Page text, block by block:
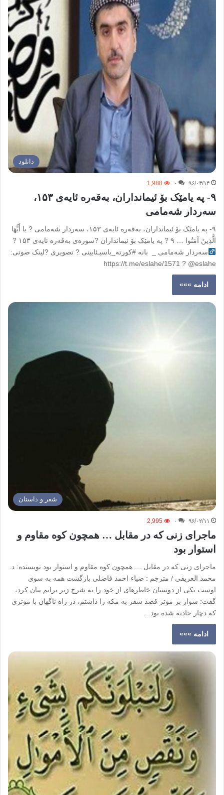
دانلود
۹۶/۰۳/۱۴ ۰ 1,988
۹- پە یامێک بۆ ئیمانداران، بەقەرە ئایەی ۱۵۳،
سەردار شەمامی
۹- پە یامێک بۆ ئیمانداران، بەقەرە ئایەی ۱۵۳، سەردار شەمامی ? یا أَیُّهَا
الَّذِینَ آمَنُوا … ۹ ? پە یامێک بۆ ئیمانداران ?سورەی بەقەرە ئایەی ۱۵۳ ?‍
سەردار شەمامی _ بانە #کورته_باسیـئایینی ? تصویری ?لینک صوتی:
https://t.me/eslahe/1571 ? @eslahe
ادامه »»»
شعر و داستان
۹۶/۰۲/۱۱ ۰ 2,995
ماجرای زنی که در مقابل … همچون کوه مقاوم و
استوار بود
ماجرای زنی که در مقابل … همچون کوه مقاوم و استوار بود نویسنده: د.
محمد العریفی / مترجم : ضیاء احمد فاضلی بازگشت همه به سوی
اوست یکی از دوستان خاطره­ای از خود را به شرح زیر برایم بیان کرد،
گفت: سوار بر موتر قصد سفر به مکه را داشتم، در راه ناگهان با موتری
که دچار حادثه شده بود…
ادامه »»»